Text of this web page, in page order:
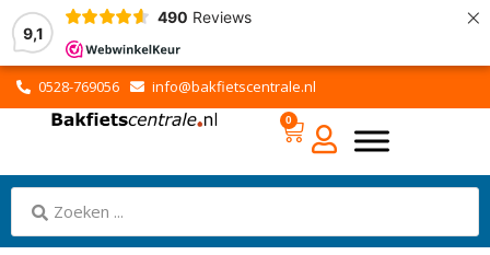
9,1
490 Reviews ×
0528-769056 info@bakfietscentrale.nl
0